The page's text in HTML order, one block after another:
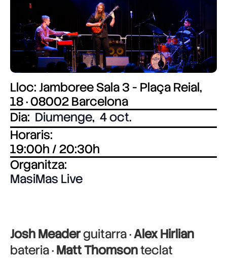
Lloc: Jamboree Sala 3 - Plaça Reial,
18 · 08002 Barcelona
Dia: Diumenge, 4 oct.
Horaris:
19:00h / 20:30h
Organitza:
MasiMas Live
Josh Meaderguitarra ·Alex Hirlian
bateria ·Matt Thomsonteclat